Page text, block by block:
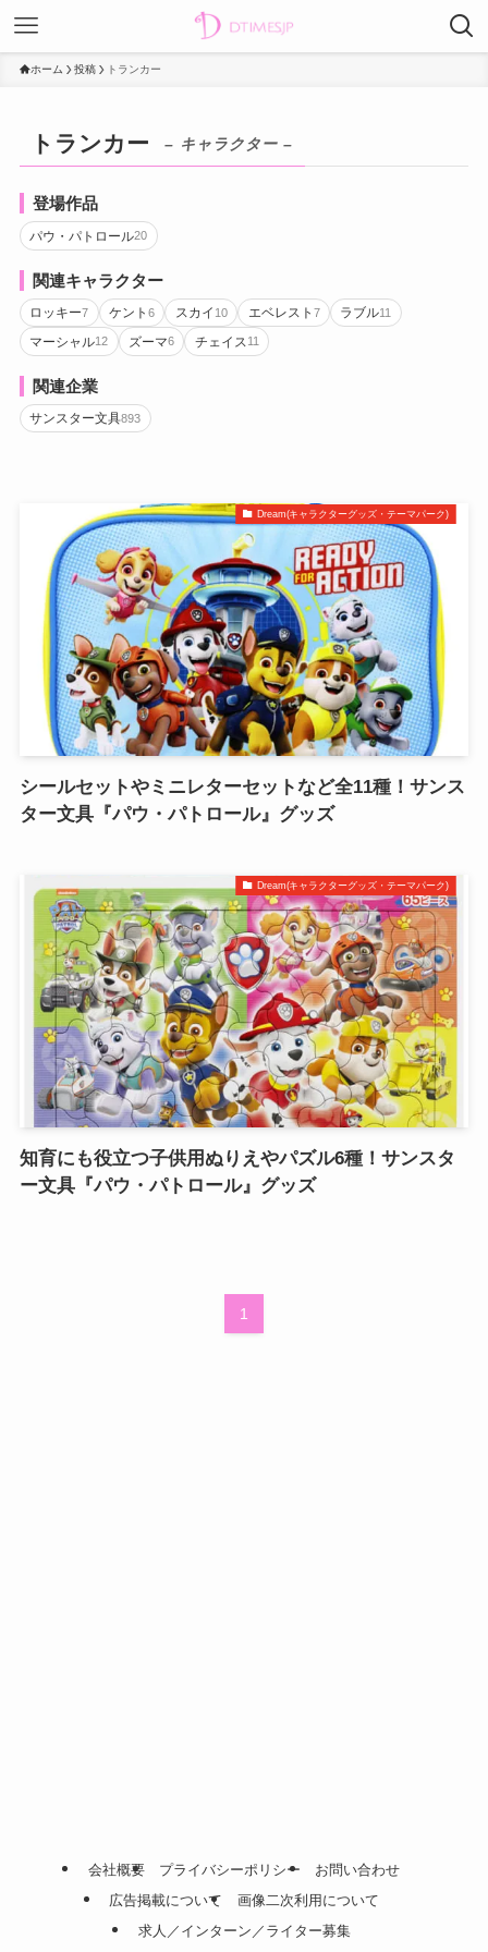
ホーム 投稿 トランカー
トランカー – キャラクター –
登場作品
パウ・パトロール20
関連キャラクター
ロッキー7 ケント6 スカイ 10 エベレスト 7 ラブル11
マーシャル12 ズーマ6 チェイス 11
関連企業
サンスター文具893
Dream(キャラクターグッズ・テーマパーク)
シールセットやミニレターセットなど全11種！サンス
ター文具『パウ・パトロール』グッズ
Dream(キャラクターグッズ・テーマパーク)
知育にも役立つ子供用ぬりえやパズル6種！サンスタ
ー文具『パウ・パトロール』グッズ
1
会社概要 プライバシーポリシー
お問い合わせ
広告掲載について
画像二次利用について
求人／インターン／ライター募集